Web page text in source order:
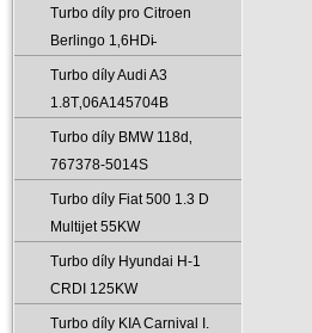
Turbo díly pro Citroen
Berlingo 1‚6HDi̵
Turbo díly Audi A3
1.8T‚06A145704B
Turbo díly BMW 118d‚
767378-5014S
Turbo díly Fiat 500 1.3 D
Multijet 55KW
Turbo díly Hyundai H-1
CRDI 125KW
Turbo díly KIA Carnival I.